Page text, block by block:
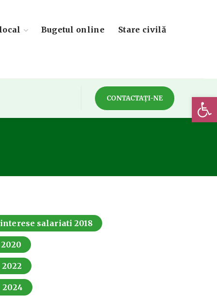
Bugetul online Stare civilă
CONTACTAȚI-NE
salariati 2018